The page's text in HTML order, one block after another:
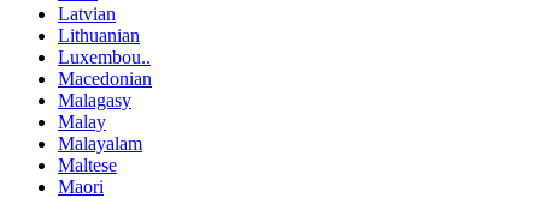
Latvian
Lithuanian
Luxembou..
Macedonian
Malagasy
Malay
Malayalam
Maltese
Maori